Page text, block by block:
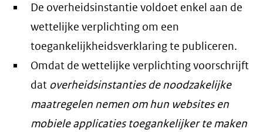
De overheidsinstantie voldoet enkel aan de
wettelijke verplichting om een
toegankelijkheidsverklaring te publiceren.
Omdat de wettelijke verplichting voorschrijft
dat overheidsinstanties de noodzakelijke
maatregelen nemen om hun websites en
mobiele applicaties toegankelijker te maken